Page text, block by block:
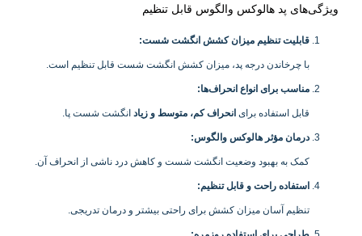
ویژگی‌های پد هالوکس والگوس قابل تنظیم
قابلیت تنظیم میزان کشش انگشت شست:
با چرخاندن درجه پد، میزان کشش انگشت شست قابل تنظیم است.
مناسب برای انواع انحراف‌ها:
قابل استفاده برای انحراف کم، متوسط و زیاد انگشت شست پا.
درمان مؤثر هالوکس والگوس:
کمک به بهبود وضعیت انگشت شست و کاهش درد ناشی از انحراف آن.
استفاده راحت و قابل تنظیم:
تنظیم آسان میزان کشش برای راحتی بیشتر و درمان تدریجی.